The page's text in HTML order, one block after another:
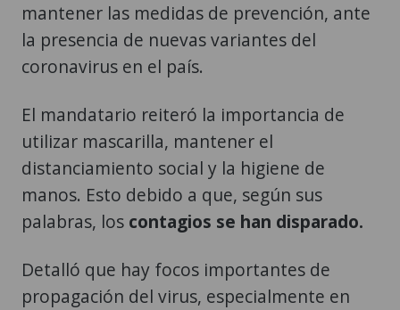
mantener las medidas de prevención, ante
la presencia de nuevas variantes del
coronavirus en el país.
El mandatario reiteró la importancia de
utilizar mascarilla, mantener el
distanciamiento social y la higiene de
manos. Esto debido a que, según sus
palabras, los contagios se han disparado.
Detalló que hay focos importantes de
propagación del virus, especialmente en